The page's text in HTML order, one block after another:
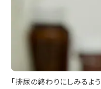
「排尿の終わりにしみるよ